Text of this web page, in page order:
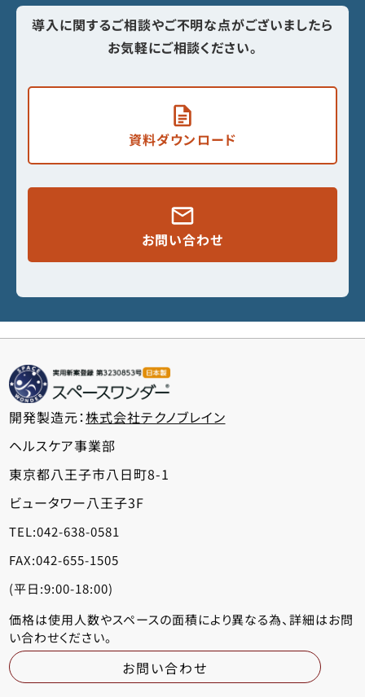
導入に関するご相談やご不明な点がございましたら
お気軽にご相談ください。
資料ダウンロード
お問い合わせ
開発製造元：株式会社テクノブレイン
ヘルスケア事業部
東京都八王子市八日町8-1
ビュータワー八王子3F
TEL:042-638-0581
FAX:042-655-1505
(平日:9:00-18:00)
価格は使用人数やスペースの面積により異なる為、詳細はお問
い合わせください。
お問い合わせ